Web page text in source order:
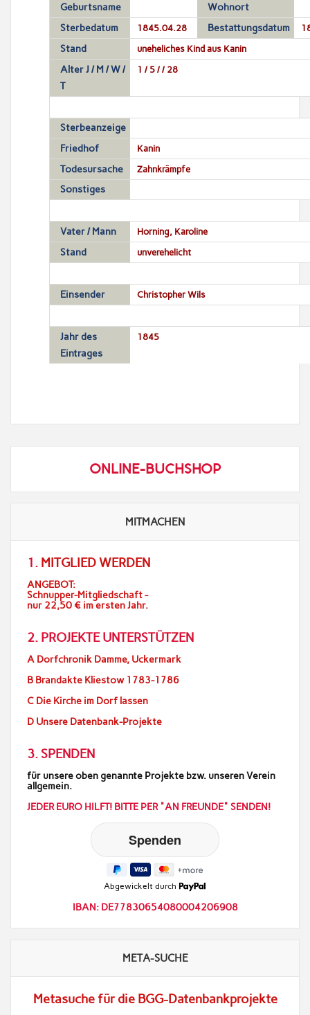
Geburtsname
Wohnort
Sterbedatum
1845.04.28 Bestattungsdatum
Stand uneheliches Kind aus Kanin
Alter J / M / W /
T
1 / 5 / / 28
Sterbeanzeige
Friedhof
Kanin
Todesursache Zahnkrämpfe
Sonstiges
Vater / Mann Horning, Karoline
Stand unverehelicht
Einsender Christopher Wils
Jahr des
Eintrages
1845
ONLINE-BUCHSHOP
MITMACHEN
1. MITGLIED WERDEN
ANGEBOT:
Schnupper-Mitgliedschaft -
nur 22,50 € im ersten Jahr.
2. PROJEKTE UNTERSTÜTZEN
A Dorfchronik Damme, Uckermark
B Brandakte Kliestow 1783-1786
C Die Kirche im Dorf lassen
D Unsere Datenbank-Projekte
3. SPENDEN
für unsere oben genannte Projekte bzw. unseren Verein
allgemein.
JEDER EURO HILFT! BITTE PER "AN FREUNDE" SENDEN!
Abgewickelt durch
IBAN: DE77830654080004206908
META-SUCHE
Metasuche für die BGG-Datenbankprojekte